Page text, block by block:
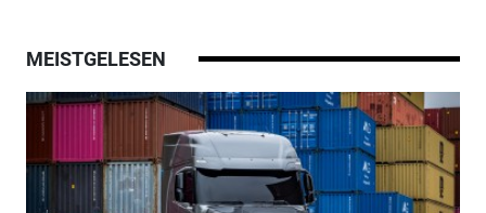
MEISTGELESEN